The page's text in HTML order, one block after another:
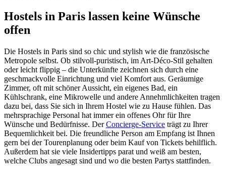
Hostels in Paris lassen keine Wünsche
offen
Die Hostels in Paris sind so chic und stylish wie die französische
Metropole selbst. Ob stilvoll-puristisch, im Art-Déco-Stil gehalten
oder leicht flippig – die Unterkünfte zeichnen sich durch eine
geschmackvolle Einrichtung und viel Komfort aus. Geräumige
Zimmer, oft mit schöner Aussicht, ein eigenes Bad, ein
Kühlschrank, eine Mikrowelle und andere Annehmlichkeiten tragen
dazu bei, dass Sie sich in Ihrem Hostel wie zu Hause fühlen. Das
mehrsprachige Personal hat immer ein offenes Ohr für Ihre
Wünsche und Bedürfnisse. DerConcierge-Service trägt zu Ihrer
Bequemlichkeit bei. Die freundliche Person am Empfang ist Ihnen
gern bei der Tourenplanung oder beim Kauf von Tickets behilflich.
Außerdem hat sie viele Insidertipps parat und weiß am besten,
welche Clubs angesagt sind und wo die besten Partys stattfinden.